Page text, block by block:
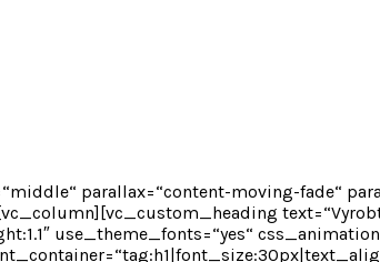
parallax=“content-moving-fade“
use_theme_fonts=“yes“